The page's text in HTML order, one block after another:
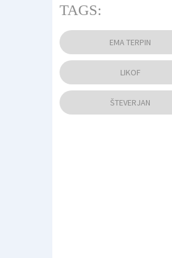
Na Likofu so
TAGS:
EMA TERPIN
LIKOF
ŠTEVERJAN